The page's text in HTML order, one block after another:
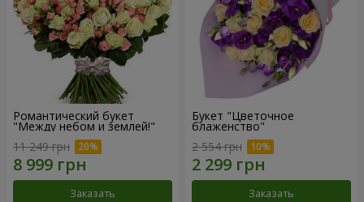
Романтический букет
"Между небом и землей!"
11 249 грн
Заказать
Букет "Цветочное
блаженство"
2 554 грн
Заказать